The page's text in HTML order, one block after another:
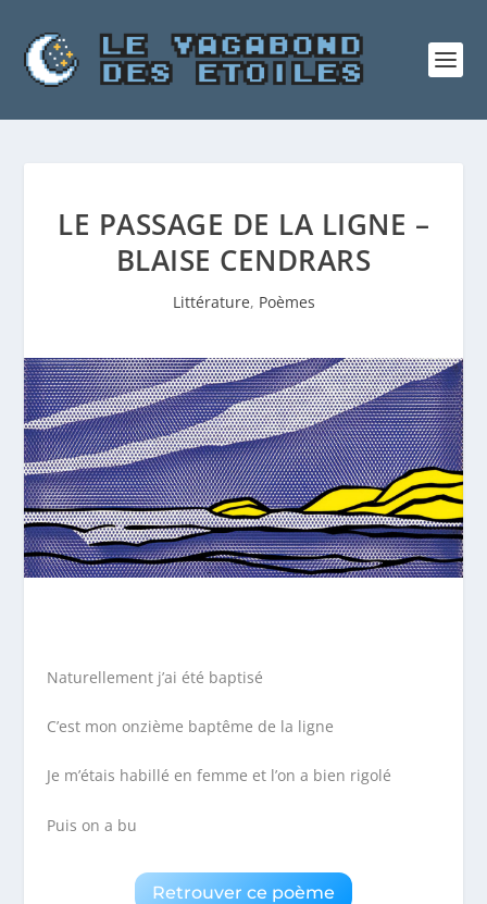
LE PASSAGE DE LA LIGNE –
BLAISE CENDRARS
Littérature, Poèmes
Naturellement j’ai été baptisé
C’est mon onzième baptême de la ligne
Je m’étais habillé en femme et l’on a bien rigolé
Puis on a bu
Retrouver ce poème